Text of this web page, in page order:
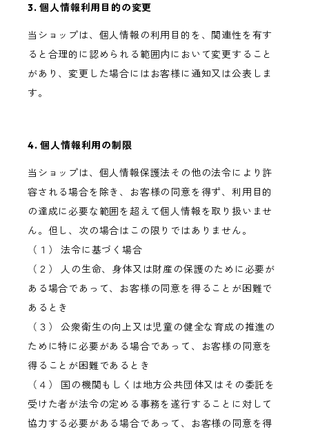
3. 個人情報利用目的の変更
当ショップは、個人情報の利用目的を、関連性を有す
ると合理的に認められる範囲内において変更すること
があり、変更した場合にはお客様に通知又は公表しま
す。
4. 個人情報利用の制限
当ショップは、個人情報保護法その他の法令により許
容される場合を除き、お客様の同意を得ず、利用目的
の達成に必要な範囲を超えて個人情報を取り扱いませ
ん。但し、次の場合はこの限りではありません。
（１） 法令に基づく場合
（２） 人の生命、身体又は財産の保護のために必要が
ある場合であって、お客様の同意を得ることが困難で
あるとき
（３） 公衆衛生の向上又は児童の健全な育成の推進の
ために特に必要がある場合であって、お客様の同意を
得ることが困難であるとき
（４） 国の機関もしくは地方公共団体又はその委託を
受けた者が法令の定める事務を遂行することに対して
協力する必要がある場合であって、お客様の同意を得